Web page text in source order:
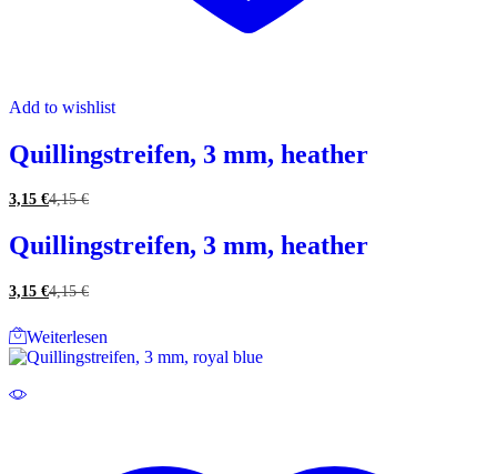
Add to wishlist
Quillingstreifen, 3 mm, heather
3,15 €4,15€
Quillingstreifen, 3 mm, heather
3,15 €4,15€
Weiterlesen